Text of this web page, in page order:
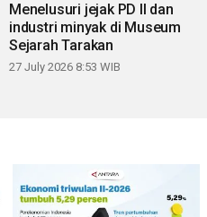
Menelusuri jejak PD II dan
industri minyak di Museum
Sejarah Tarakan
27 July 2026 8:53 WIB